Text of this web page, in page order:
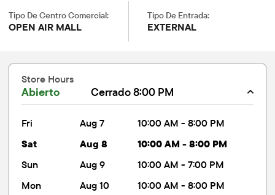
Tipo De Centro Comercial:
OPEN AIR MALL
Tipo De Entrada:
EXTERNAL
Store Hours
Abierto Cerrado 8:00 PM
fri Aug 7
10:00 AM - 8:00 PM
sat
Aug 8
10:00 AM - 8:00 PM
sun
Aug 9
10:00 AM - 7:00 PM
mon
Aug 10
10:00 AM - 8:00 PM